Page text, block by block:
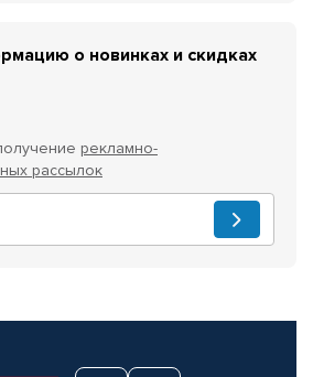
о новинках и скидках
рекламно-
рассылок